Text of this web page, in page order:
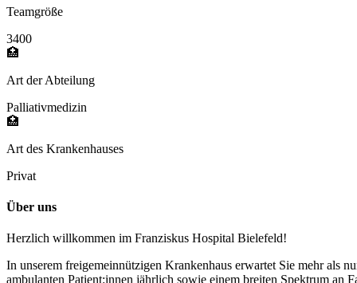
Teamgröße
3400
🏥
Art der Abteilung
Palliativmedizin
🏥
Art des Krankenhauses
Privat
Über uns
Herzlich willkommen im Franziskus Hospital Bielefeld!
In unserem freigemeinnützigen Krankenhaus erwartet Sie mehr als
ambulanten Patient:innen jährlich sowie einem breiten Spektrum